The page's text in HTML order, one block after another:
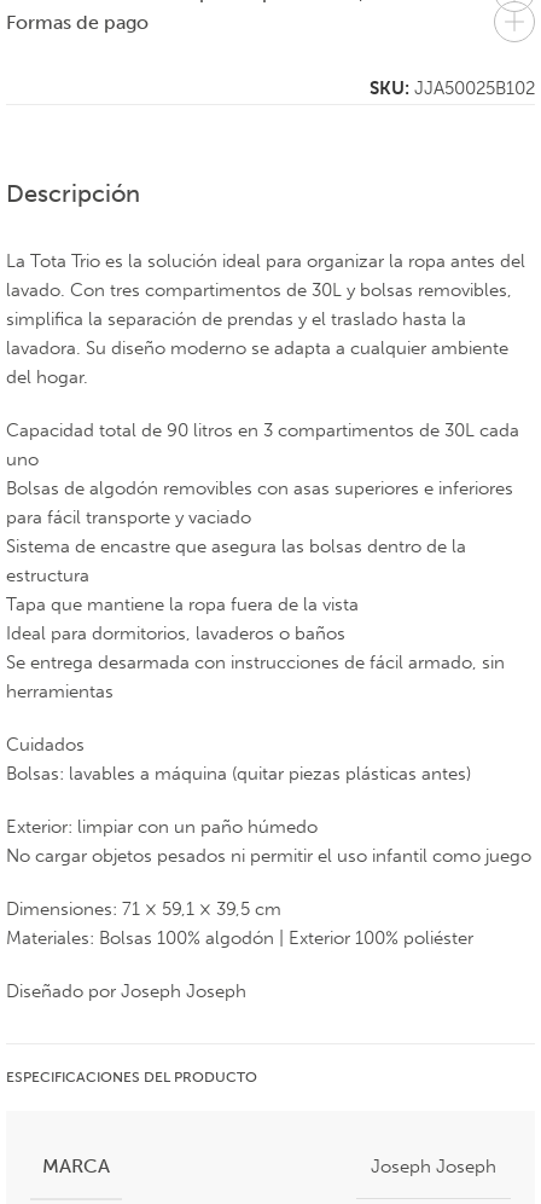
Formas de pago
SKU: JJA50025B102
Descripción
La Tota Trio es la solución ideal para organizar la ropa antes del
lavado. Con tres compartimentos de 30L y bolsas removibles,
simplifica la separación de prendas y el traslado hasta la
lavadora. Su diseño moderno se adapta a cualquier ambiente
del hogar.
Capacidad total de 90 litros en 3 compartimentos de 30L cada
uno
Bolsas de algodón removibles con asas superiores e inferiores
para fácil transporte y vaciado
Sistema de encastre que asegura las bolsas dentro de la
estructura
Tapa que mantiene la ropa fuera de la vista
Ideal para dormitorios, lavaderos o baños
Se entrega desarmada con instrucciones de fácil armado, sin
herramientas
Cuidados
Bolsas: lavables a máquina (quitar piezas plásticas antes)
Exterior: limpiar con un paño húmedo
No cargar objetos pesados ni permitir el uso infantil como juego
Dimensiones: 71 × 59,1 × 39,5 cm
Materiales: Bolsas 100% algodón | Exterior 100% poliéster
Diseñado por Joseph Joseph
ESPECIFICACIONES DEL PRODUCTO
MARCA Joseph Joseph